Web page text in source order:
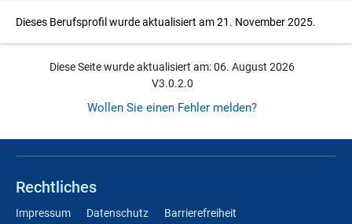
Dieses Berufsprofil wurde aktualisiert am 21. November 2025.
Diese Seite wurde aktualisiert am: 06. August 2026
V3.0.2.0
Wollen Sie einen Fehler melden?
Rechtliches
Impressum Datenschutz Barrierefreiheit